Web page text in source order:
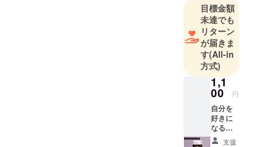
ルフと音楽
活動と釣
り。最近は
またキャン
プ熱が出て
きました。
今後ともよ
ろしくお願
いします。
目標金額
未達でも
リターン
が届きま
す(All-in
方式)
1,1
00 円
自分を
好きに
なる
きっか
支援